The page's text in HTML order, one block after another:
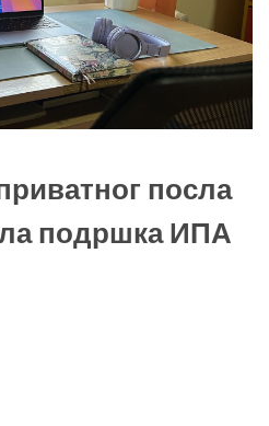
посла
подршка ИПА